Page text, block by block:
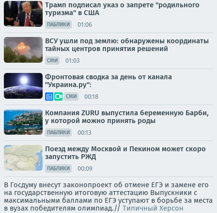
Трамп подписал указ о запрете "родильного
туризма" в США
ПАБЛИКИ 01:06
ВСУ ушли под землю: обнаружены координаты
тайных центров принятия решений
СМИ 01:03
Фронтовая сводка за день от канала
"Украина.ру":
СМИ 00:18
Компания ZURU выпустила беременную Барби,
у которой можно принять роды
ПАБЛИКИ 00:13
Поезд между Москвой и Пекином может скоро
запустить РЖД
ПАБЛИКИ 00:09
В Госдуму внесут законопроект об отмене ЕГЭ и замене его
на государственную итоговую аттестацию Выпускники с
максимальными баллами по ЕГЭ уступают в борьбе за места
в вузах победителям олимпиад.// Типичный Херсон